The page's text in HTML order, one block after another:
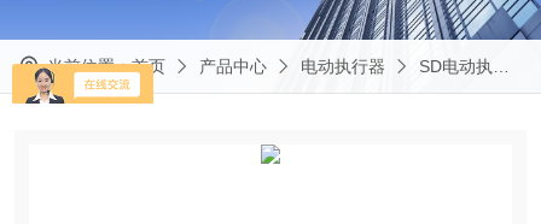
当前位置：首页 产品中心 电动执行器 SD电动执行器